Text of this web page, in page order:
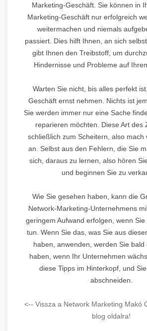
Marketing-Geschäft. Sie können in
Marketing-Geschäft nur erfolgreich
weitermachen und niemals
passiert. Dies hilft Ihnen, an sich
gibt Ihnen den Treibstoff, um
Hindernisse und Probleme auf
Warten Sie nicht, bis alles perfekt
Geschäft ernst nehmen. Nichts ist
Sie werden immer nur eine Sache
reparieren möchten. Diese Art des
schließlich zum Scheitern, also mach
an. Selbst aus den Fehlern, die Sie
sich, daraus zu lernen, also hören
und beginnen Sie zu
Wie Sie gesehen haben, kann die
Network-Marketing-Unternehmens
geringem Aufwand erfolgen, wenn Sie
tun. Wenn Sie das, was Sie aus
haben, anwenden, werden Sie bald
haben, wenn Ihr Unternehmen
diese Tipps im Hinterkopf, und
abschneiden.
<-- Vissza a Network Marketing Makó
blog oldalra!